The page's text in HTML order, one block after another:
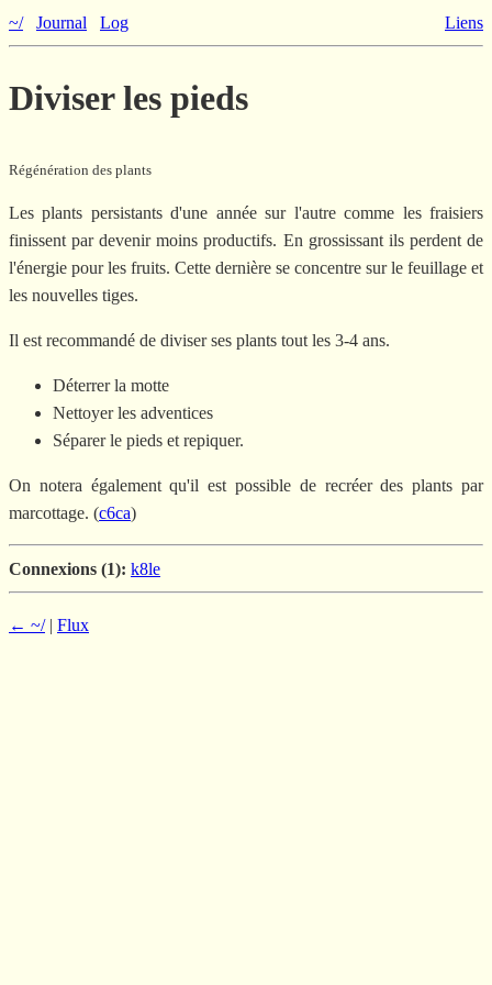
~/ Journal Log Liens
Diviser les pieds
Régénération des plants
Les plants persistants d'une année sur l'autre comme les fraisiers
finissent par devenir moins productifs. En grossissant ils perdent de
l'énergie pour les fruits. Cette dernière se concentre sur le feuillage et
les nouvelles tiges.
Il est recommandé de diviser ses plants tout les 3-4 ans.
Déterrer la motte
Nettoyer les adventices
Séparer le pieds et repiquer.
On notera également qu'il est possible de recréer des plants par
marcottage. (c6ca)
Connexions (1): k8le
← ~/| Flux